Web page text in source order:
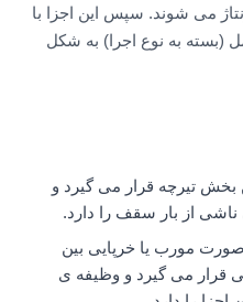
می شوند. سپس این اجزا با
(بسته به نوع اجرا) به شکل
بخش تیرچه قرار می گیرد و
از بار سقف را دارد.
مورب یا خرپایی بین
قرار می گیرد و وظیفه ی